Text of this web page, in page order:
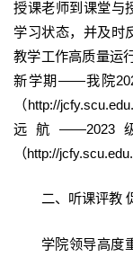
授课老师到课堂与
学习状态，并及时
教学工作高质量运
新学期——我院
（http://
远航
（http://
二、听课评教
学院领导高度